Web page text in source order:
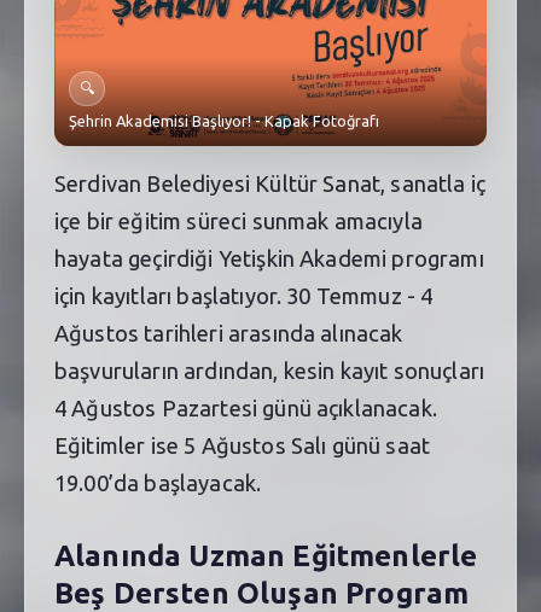
🔍
Şehrin Akademisi Başlıyor! - Kapak Fotoğrafı
Serdivan Belediyesi Kültür Sanat, sanatla iç
içe bir eğitim süreci sunmak amacıyla
hayata geçirdiği Yetişkin Akademi programı
için kayıtları başlatıyor. 30 Temmuz - 4
Ağustos tarihleri arasında alınacak
başvuruların ardından, kesin kayıt sonuçları
4 Ağustos Pazartesi günü açıklanacak.
Eğitimler ise 5 Ağustos Salı günü saat
19.00’da başlayacak.
Alanında Uzman Eğitmenlerle
Beş Dersten Oluşan Program
SEBİK
E NÖBETÇI ECZANELER
SABSIS - AFET
TRAFIKPARK
KÜREK
PAZAR YERLERI
ATIK YÖNETIM
PLANETARYUM